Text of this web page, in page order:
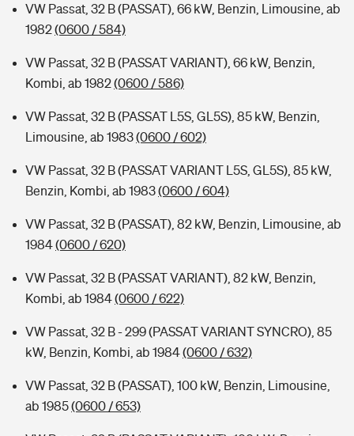
VW Passat, 32 B (PASSAT), 66 kW, Benzin, Limousine, ab
1982(0600 / 584)
VW Passat, 32 B (PASSAT VARIANT), 66 kW, Benzin,
Kombi, ab 1982(0600 / 586)
VW Passat, 32 B (PASSAT L5S, GL5S), 85 kW, Benzin,
Limousine, ab 1983(0600 / 602)
VW Passat, 32 B (PASSAT VARIANT L5S, GL5S), 85 kW,
Benzin, Kombi, ab 1983(0600 / 604)
VW Passat, 32 B (PASSAT), 82 kW, Benzin, Limousine, ab
1984(0600 / 620)
VW Passat, 32 B (PASSAT VARIANT), 82 kW, Benzin,
Kombi, ab 1984(0600 / 622)
VW Passat, 32 B - 299 (PASSAT VARIANT SYNCRO), 85
kW, Benzin, Kombi, ab 1984(0600 / 632)
VW Passat, 32 B (PASSAT), 100 kW, Benzin, Limousine,
ab 1985(0600 / 653)